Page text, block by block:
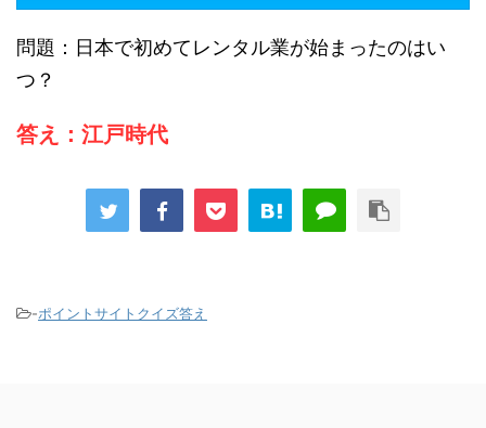
問題：日本で初めてレンタル業が始まったのはい
つ？
答え：江戸時代
-ポイントサイトクイズ答え